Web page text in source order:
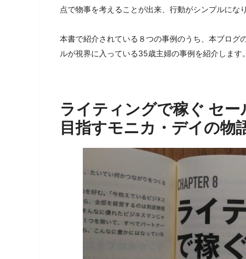
点で物事を考えることが出来、行動がシンプルにな
本書で紹介されている８つの事例のうち、本ブログ
ルが視界に入っている35歳主婦の事例を紹介します。
ライティングで稼ぐ セ
目指すモニカ・デイの物